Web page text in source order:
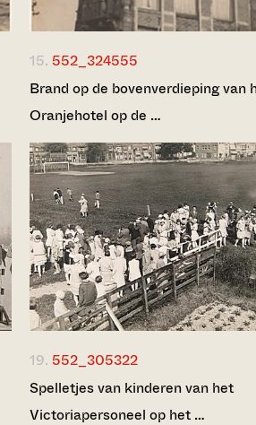
15. 552_324555
Brand op de bovenverdieping van
Oranjehotel op de …
19. 552_305322
Spelletjes van kinderen van het
Victoriapersoneel op het …